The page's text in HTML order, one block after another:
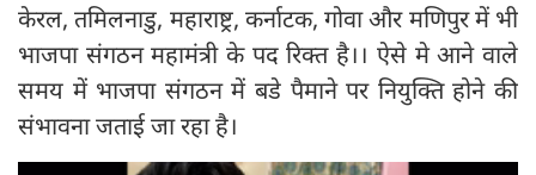
केरल, तमिलनाडु, महाराष्ट्र, कर्नाटक, गोवा और मणिपुर में भी
भाजपा संगठन महामंत्री के पद रिक्त है।। ऐसे मे आने वाले
समय में भाजपा संगठन में बडे पैमाने पर नियुक्ति होने की
संभावना जताई जा रहा है।